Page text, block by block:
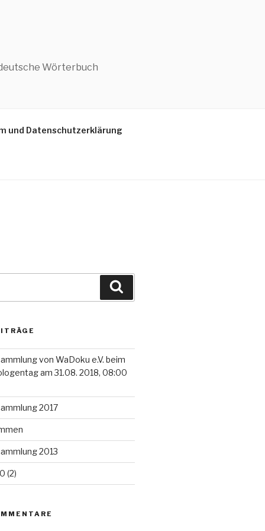
Wörterbuch
und Datenschutzerklärung
von WaDoku e.V. beim
am 31.08. 2018, 08:00
2017
2013
(2)